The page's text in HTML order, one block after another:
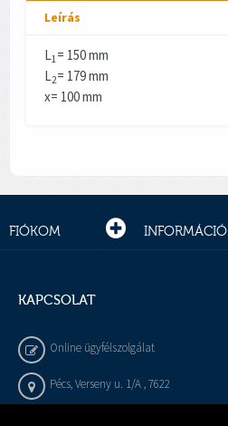
Leírás
L1 = 150 mm
L2= 179 mm
x= 100 mm
FIÓKOM INFORMÁCIÓ
KAPCSOLAT
Online ügyfélszolgálat
Pécs, Verseny u. 1/A , 7622